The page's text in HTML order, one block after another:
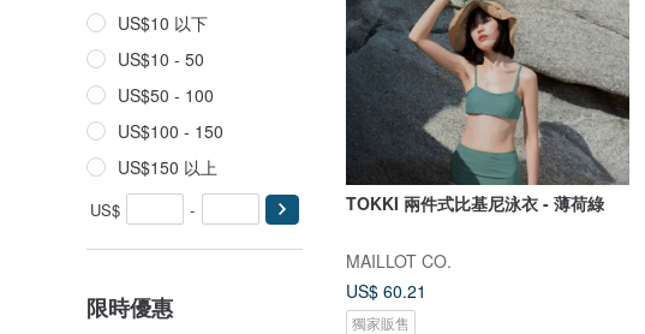
US$10 以下
US$10 - 50
US$50 - 100
US$100 - 150
US$150 以上
US$ -
限時優惠
TOKKI 兩件式比基尼泳衣 - 薄荷綠
MAILLOT CO.
US$ 60.21
獨家販售